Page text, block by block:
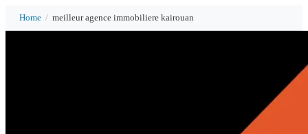
Home / meilleur agence immobiliere kairouan